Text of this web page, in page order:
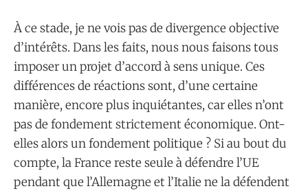
À ce stade, je ne vois pas de divergence objective
d’intérêts. Dans les faits, nous nous faisons tous
imposer un projet d’accord à sens unique. Ces
différences de réactions sont, d’une certaine
manière, encore plus inquiétantes, car elles n’ont
pas de fondement strictement économique. Ont-
elles alors un fondement politique ? Si au bout du
compte, la France reste seule à défendre l’UE
pendant que l’Allemagne et l’Italie ne la défendent